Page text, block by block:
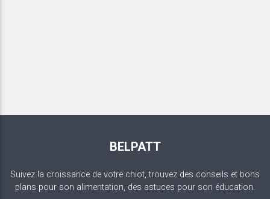
BELPATT
Suivez la croissance de votre chiot, trouvez des conseils et bons
plans pour son alimentation, des astuces pour son éducation.